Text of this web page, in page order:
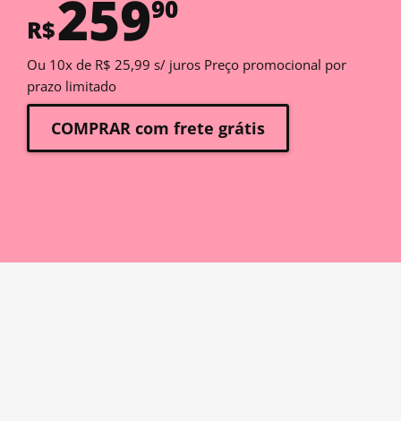
R$25990
Ou 10x de R$ 25,99 s/ juros Preço promocional por
prazo limitado
COMPRAR com frete grátis